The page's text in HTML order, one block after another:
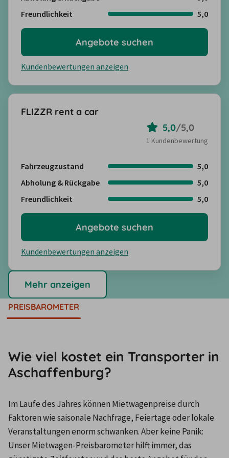
Freundlichkeit
5,0
Kundenbewertungen anzeigen
Angebote suchen
FLIZZR rent a car
5,0/5,0
1 Kundenbewertung
Fahrzeugzustand
5,0
Abholung & Rückgabe
5,0
Freundlichkeit
5,0
Kundenbewertungen anzeigen
Angebote suchen
Mehr anzeigen
PREISBAROMETER
Wie viel kostet ein Transporter in
Aschaffenburg?
Im Laufe des Jahres können Mietwagenpreise durch
Faktoren wie saisonale Nachfrage, Feiertage oder lokale
Veranstaltungen enorm schwanken. Aber keine Panik:
Unser Mietwagen-Preisbarometer hilft immer, das